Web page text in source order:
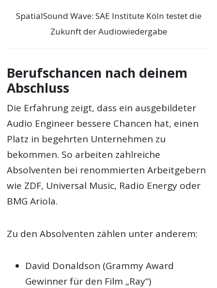
SpatialSound Wave: SAE Institute Köln testet die
Zukunft der Audiowiedergabe
Berufschancen nach deinem
Abschluss
Die Erfahrung zeigt, dass ein ausgebildeter
Audio Engineer bessere Chancen hat, einen
Platz in begehrten Unternehmen zu
bekommen. So arbeiten zahlreiche
Absolventen bei renommierten Arbeitgebern
wie ZDF, Universal Music, Radio Energy oder
BMG Ariola.
Zu den Absolventen zählen unter anderem:
David Donaldson (Grammy Award
Gewinner für den Film „Ray“)